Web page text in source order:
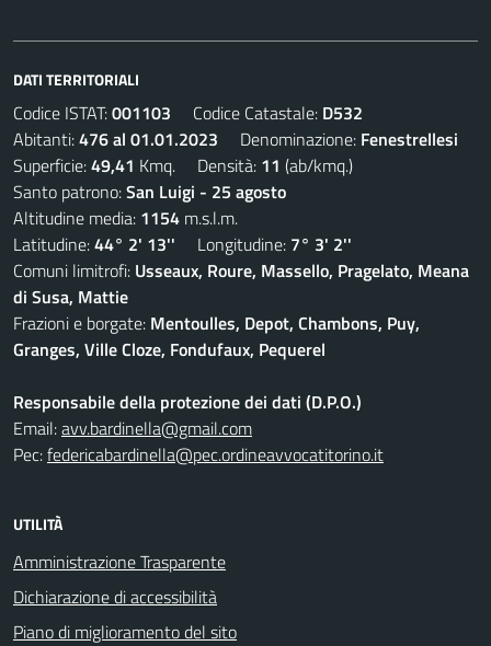
DATI TERRITORIALI
Codice ISTAT:001103 Codice Catastale: D532
Abitanti:476 al 01.01.2023 Denominazione: Fenestrellesi
Superficie:49,41 Kmq. Densità: 11 (ab/kmq.)
Santo patrono:San Luigi - 25 agosto
Altitudine media: 1154 m.s.l.m.
Latitudine:44° 2' 13'' Longitudine: 7° 3' 2''
Comuni limitrofi: Usseaux, Roure, Massello, Pragelato, Meana
di Susa, Mattie
Frazioni e borgate: Mentoulles, Depot, Chambons, Puy,
Granges, Ville Cloze, Fondufaux, Pequerel
Responsabile della protezione dei dati (D.P.O.)
Email:avv.bardinella@gmail.com
Pec:federicabardinella@pec.ordineavvocatitorino.it
UTILITÀ
Amministrazione Trasparente
Dichiarazione di accessibilità
Piano di miglioramento del sito